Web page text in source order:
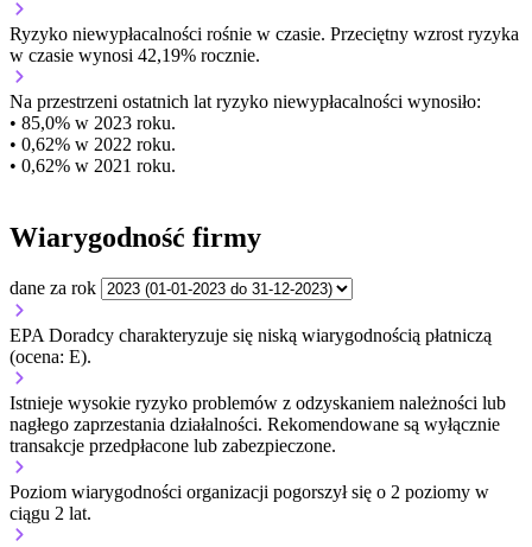
Ryzyko niewypłacalności rośnie w czasie. Przeciętny wzrost ryzyka
w czasie wynosi 42,19% rocznie.
Na przestrzeni ostatnich lat ryzyko niewypłacalności wynosiło:
• 85,0% w 2023 roku.
• 0,62% w 2022 roku.
• 0,62% w 2021 roku.
Wiarygodność firmy
dane za rok
EPA Doradcy charakteryzuje się niską wiarygodnością płatniczą
(ocena: E).
Istnieje wysokie ryzyko problemów z odzyskaniem należności lub
nagłego zaprzestania działalności. Rekomendowane są wyłącznie
transakcje przedpłacone lub zabezpieczone.
Poziom wiarygodności organizacji pogorszył się o 2 poziomy w
ciągu 2 lat.